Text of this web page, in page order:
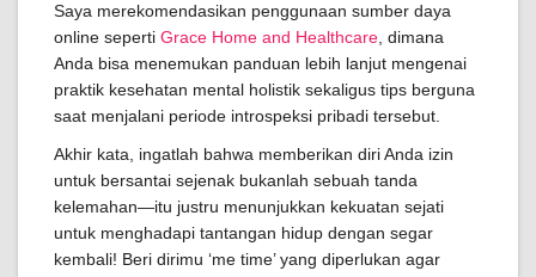
Saya merekomendasikan penggunaan sumber daya
online seperti Grace Home and Healthcare , dimana
Anda bisa menemukan panduan lebih lanjut mengenai
praktik kesehatan mental holistik sekaligus tips berguna
saat menjalani periode introspeksi pribadi tersebut.
Akhir kata, ingatlah bahwa memberikan diri Anda izin
untuk bersantai sejenak bukanlah sebuah tanda
kelemahan—itu justru menunjukkan kekuatan sejati
untuk menghadapi tantangan hidup dengan segar
kembali! Beri dirimu ‘me time’ yang diperlukan agar